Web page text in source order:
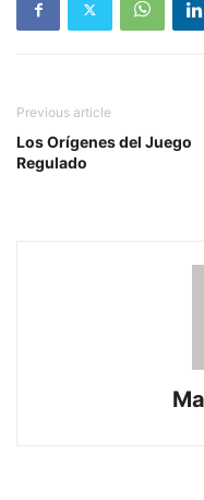
Previous article
Los Orígenes del Juego
Regulado